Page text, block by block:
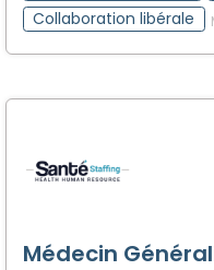
Collaboration libérale
Médecin